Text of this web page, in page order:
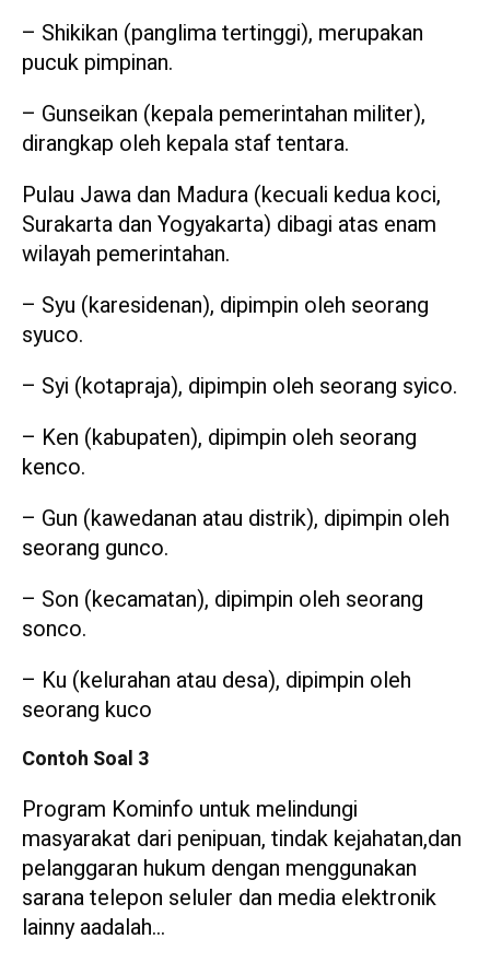
– Shikikan (panglima tertinggi), merupakan
pucuk pimpinan.
– Gunseikan (kepala pemerintahan militer),
dirangkap oleh kepala staf tentara.
Pulau Jawa dan Madura (kecuali kedua koci,
Surakarta dan Yogyakarta) dibagi atas enam
wilayah pemerintahan.
– Syu (karesidenan), dipimpin oleh seorang
syuco.
– Syi (kotapraja), dipimpin oleh seorang syico.
– Ken (kabupaten), dipimpin oleh seorang
kenco.
– Gun (kawedanan atau distrik), dipimpin oleh
seorang gunco.
– Son (kecamatan), dipimpin oleh seorang
sonco.
– Ku (kelurahan atau desa), dipimpin oleh
seorang kuco
Contoh Soal 3
Program Kominfo untuk melindungi
masyarakat dari penipuan, tindak kejahatan,dan
pelanggaran hukum dengan menggunakan
sarana telepon seluler dan media elektronik
lainny aadalah…